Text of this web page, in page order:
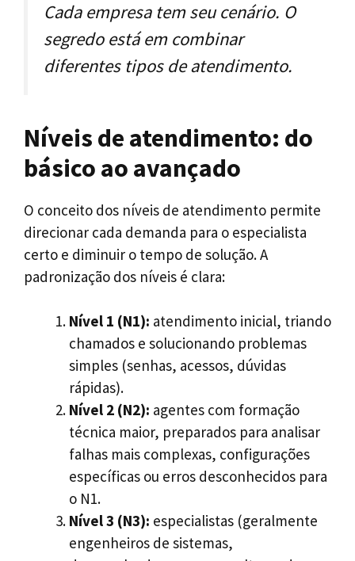
Cada empresa tem seu cenário. O
segredo está em combinar
diferentes tipos de atendimento.
Níveis de atendimento: do
básico ao avançado
O conceito dos níveis de atendimento permite
direcionar cada demanda para o especialista
certo e diminuir o tempo de solução. A
padronização dos níveis é clara:
Nível 1 (N1): atendimento inicial, triando
chamados e solucionando problemas
simples (senhas, acessos, dúvidas
rápidas).
Nível 2 (N2): agentes com formação
técnica maior, preparados para analisar
falhas mais complexas, configurações
específicas ou erros desconhecidos para
o N1.
Nível 3 (N3): especialistas (geralmente
engenheiros de sistemas,